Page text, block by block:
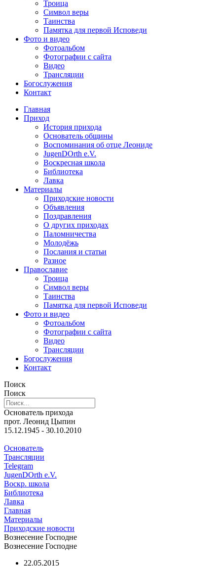
Троица
Символ веры
Таинства
Памятка для первой Исповеди
Фото и видео
Фотоальбом
Фотографии с сайта
Видео
Трансляции
Богослужения
Контакт
Главная
Приход
История прихода
Основатель общины
Воспоминания об отце Леониде
JugenDOrth e.V.
Воскресная школа
Библиотека
Лавка
Материалы
Приходские новости
Объявления
Поздравления
О других приходах
Паломничества
Молодёжь
Послания и статьи
Разное
Православие
Троица
Символ веры
Таинства
Памятка для первой Исповеди
Фото и видео
Фотоальбом
Фотографии с сайта
Видео
Трансляции
Богослужения
Контакт
Поиск
Поиск
Основатель прихода
прот. Леонид Цыпин
15.12.1945 - 30.10.2010
Основатель
Трансляции
Telegram
JugenDOrth e.V.
Воскр. школа
Библиотека
Лавка
Главная
Материалы
Приходские новости
Вознесение Господне
Вознесение Господне
22.05.2015